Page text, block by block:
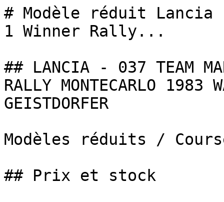
# Modèle réduit Lancia
1 Winner Rally...
## LANCIA - 037 TEAM
RALLY MONTECARLO 1983
GEISTDORFER
Modèles réduits /
## Prix et stock